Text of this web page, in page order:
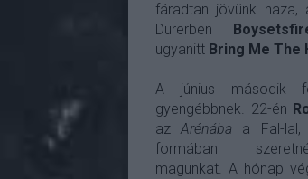
fáradtan jövünk haza,
Dürerben
ugyanitt Bring Me The
A június második
gyengébbnek. 22-én
azArénába a Fal-lal,
formában
magunkat. A hónap